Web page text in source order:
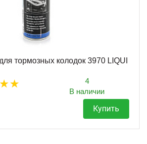
тормозных колодок 3970 LIQUI
4
В наличии
Купить